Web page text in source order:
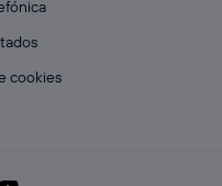
cookies